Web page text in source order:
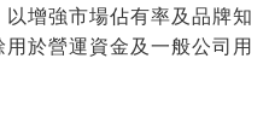
增強市場佔有率及品牌知
於營運資金及一般公司用